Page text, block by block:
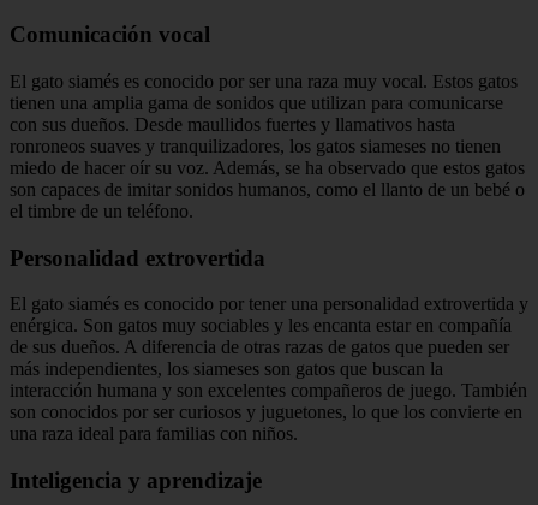
Comunicación vocal
El gato siamés es conocido por ser una raza muy vocal. Estos gatos
tienen una amplia gama de sonidos que utilizan para comunicarse
con sus dueños. Desde maullidos fuertes y llamativos hasta
ronroneos suaves y tranquilizadores, los gatos siameses no tienen
miedo de hacer oír su voz. Además, se ha observado que estos gatos
son capaces de imitar sonidos humanos, como el llanto de un bebé o
el timbre de un teléfono.
Personalidad extrovertida
El gato siamés es conocido por tener una personalidad extrovertida y
enérgica. Son gatos muy sociables y les encanta estar en compañía
de sus dueños. A diferencia de otras razas de gatos que pueden ser
más independientes, los siameses son gatos que buscan la
interacción humana y son excelentes compañeros de juego. También
son conocidos por ser curiosos y juguetones, lo que los convierte en
una raza ideal para familias con niños.
Inteligencia y aprendizaje